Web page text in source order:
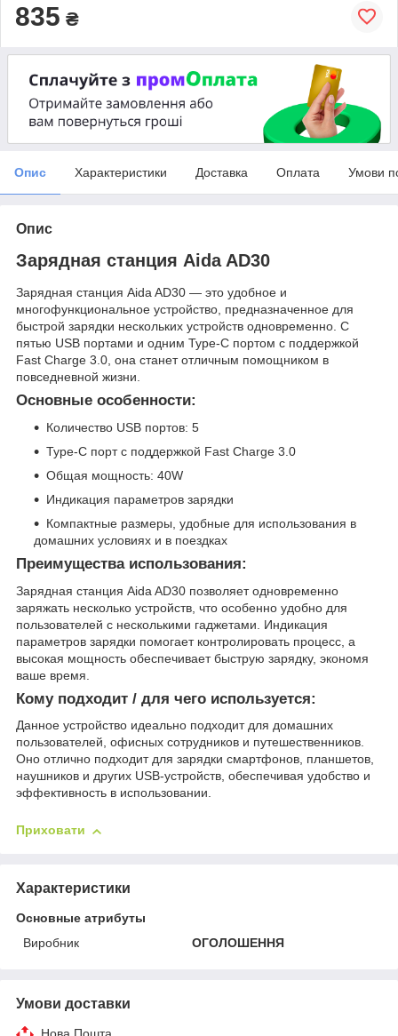
835 ₴
Опис Характеристики Доставка Оплата Умови
Опис
Зарядная станция Aida AD30
Зарядная станция Aida AD30 — это удобное и
многофункциональное устройство, предназначенное для
быстрой зарядки нескольких устройств одновременно. С
пятью USB портами и одним Type-C портом с поддержкой
Fast Charge 3.0, она станет отличным помощником в
повседневной жизни.
Основные особенности:
Количество USB портов: 5
Type-C порт с поддержкой Fast Charge 3.0
Общая мощность: 40W
Индикация параметров зарядки
Компактные размеры, удобные для использования в
домашних условиях и в поездках
Преимущества использования:
Зарядная станция Aida AD30 позволяет одновременно
заряжать несколько устройств, что особенно удобно для
пользователей с несколькими гаджетами. Индикация
параметров зарядки помогает контролировать процесс, а
высокая мощность обеспечивает быструю зарядку, экономя
ваше время.
Кому подходит / для чего используется:
Данное устройство идеально подходит для домашних
пользователей, офисных сотрудников и путешественников.
Оно отлично подходит для зарядки смартфонов, планшетов,
наушников и других USB-устройств, обеспечивая удобство и
эффективность в использовании.
Приховати
Характеристики
Основные атрибуты
Виробник
ОГОЛОШЕННЯ
Умови доставки